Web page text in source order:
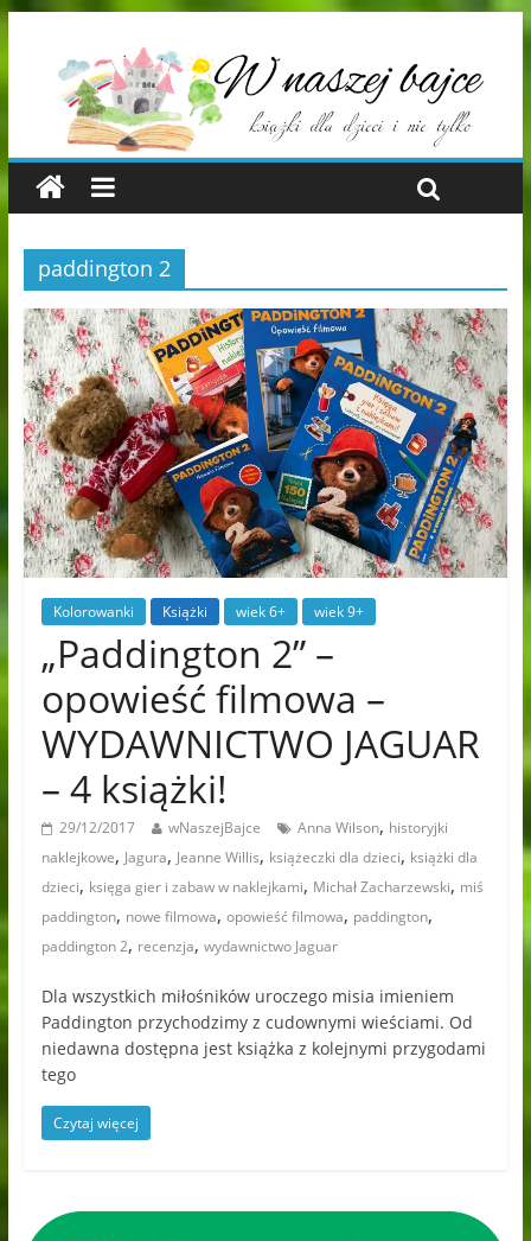
paddington 2
Kolorowanki Książki wiek 6+ wiek 9+
„Paddington 2” –
opowieść filmowa –
WYDAWNICTWO JAGUAR
– 4 książki!
29/12/2017 wNaszejBajce Anna Wilson, historyjki
naklejkowe, Jagura, Jeanne Willis, książeczki dla dzieci, książki dla
dzieci, księga gier i zabaw w naklejkami, Michał Zacharzewski, miś
paddington, nowe filmowa, opowieść filmowa, paddington,
paddington 2, recenzja, wydawnictwo Jaguar
Dla wszystkich miłośników uroczego misia imieniem
Paddington przychodzimy z cudownymi wieściami. Od
niedawna dostępna jest książka z kolejnymi przygodami
tego
Czytaj więcej